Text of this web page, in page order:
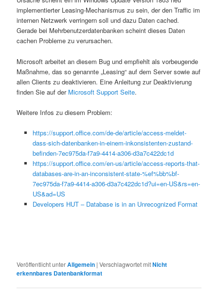
implementierter Leasing-Mechanismus zu sein, der den Traffic im
internen Netzwerk verringern soll und dazu Daten cached.
Gerade bei Mehrbenutzerdatenbanken scheint dieses Daten
cachen Probleme zu verursachen.
Microsoft arbeitet an diesem Bug und empfiehlt als vorbeugende
Maßnahme, das so genannte „Leasing“ auf dem Server sowie auf
allen Clients zu deaktivieren. Eine Anleitung zur Deaktivierung
finden Sie auf der Microsoft Support Seite.
Weitere Infos zu diesem Problem:
https://support.office.com/de-de/article/access-meldet-
dass-sich-datenbanken-in-einem-inkonsistenten-zustand-
befinden-7ec975da-f7a9-4414-a306-d3a7c422dc1d
https://support.office.com/en-us/article/access-reports-that-
databases-are-in-an-inconsistent-state-%ef%bb%bf-
7ec975da-f7a9-4414-a306-d3a7c422dc1d?ui=en-US&rs=en-
US&ad=US
Developers HUT – Database is in an Unrecognized Format
Veröffentlicht unterAllgemein |Verschlagwortet mitNicht
erkennbares Datenbankformat